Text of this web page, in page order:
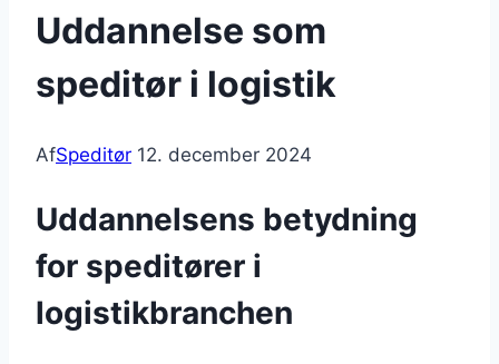
Uddannelse som
speditør i logistik
AfSpeditør 12. december 2024
Uddannelsens betydning
for speditører i
logistikbranchen